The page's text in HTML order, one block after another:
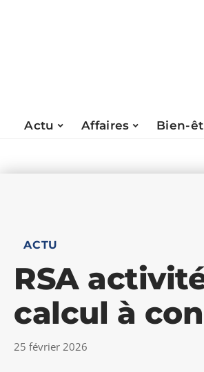
Actu Affaires Bien-
ACTU
RSA
calcul à
25 février 2026